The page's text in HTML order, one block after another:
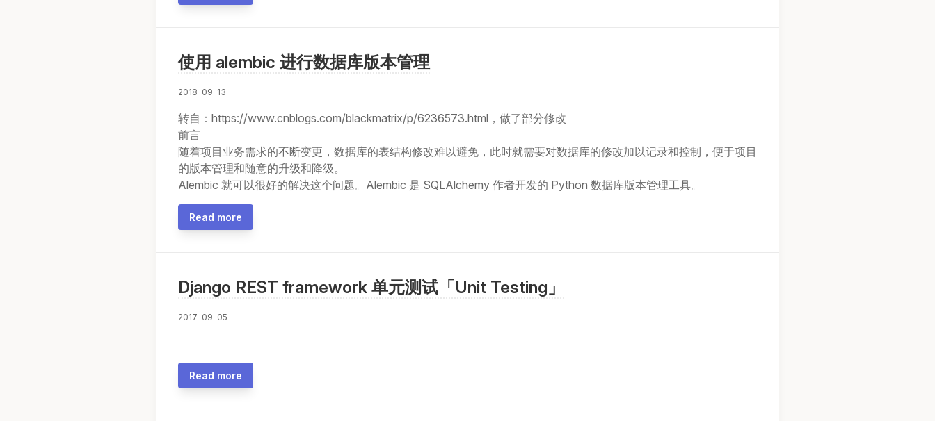
使用 alembic 进行数据库版本管理
2018-09-13
转自：https://www.cnblogs.com/blackmatrix/p/6236573.html，做了部分修改
前言
随着项目业务需求的不断变更，数据库的表结构修改难以避免，此时就需要对数据库的修改加以记录和控制，便于项目
的版本管理和随意的升级和降级。
Alembic 就可以很好的解决这个问题。Alembic 是 SQLAlchemy 作者开发的 Python 数据库版本管理工具。
Read more
Django REST framework 单元测试「Unit Testing」
2017-09-05
Read more